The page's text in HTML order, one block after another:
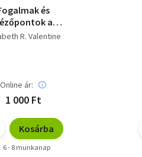
és
a
R. Valentine
Online ár:
1 000 Ft
Kosárba
6 - 8 munkanap